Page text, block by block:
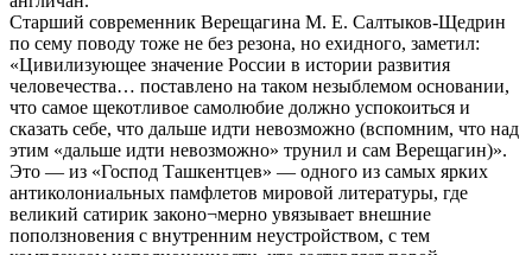
Старший современник Верещагина М. Е. Салтыков-Щедрин
по сему поводу тоже не без резона, но ехидного, заметил:
«Цивилизующее значение России в истории развития
человечества… поставлено на таком незыблемом основании,
что самое щекотливое самолюбие должно успокоиться и
сказать себе, что дальше идти невозможно (вспомним, что над
этим «дальше идти невозможно» трунил и сам Верещагин)».
Это — из «Господ Ташкентцев» — одного из самых ярких
антиколониальных памфлетов мировой литературы, где
великий сатирик законо¬мерно увязывает внешние
поползновения с внутренним неустройством, с тем